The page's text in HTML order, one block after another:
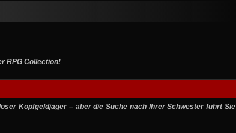
RPG Collection!
Kopfgeldjäger – aber die Suche nach Ihrer Schwester führt Sie